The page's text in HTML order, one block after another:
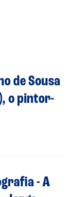
de Sousa
o pintor-
- A